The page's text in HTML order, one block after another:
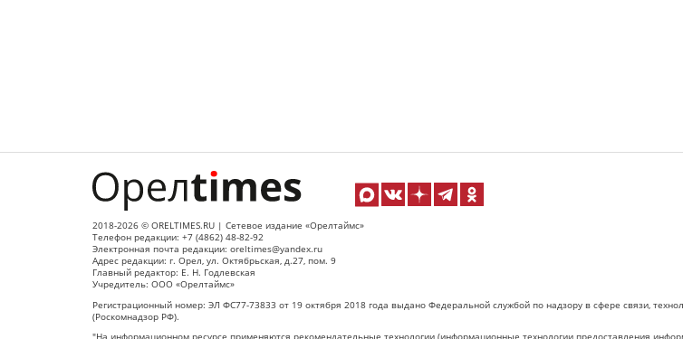
2018-2026 © ORELTIMES.RU | Сетевое издание «Орелтаймс»
Телефон редакции: +7 (4862) 48-82-92
Электронная почта редакции: oreltimes@yandex.ru
Адрес редакции: г. Орел, ул. Октябрьская, д.27, пом. 9
Главный редактор: Е. Н. Годлевская
Учредитель: ООО «Орелтаймс»
Регистрационный номер: ЭЛ ФС77-73833 от 19 октября 2018 года выдано Федеральной службой по надзору в сфере связи,
(Роскомнадзор РФ).